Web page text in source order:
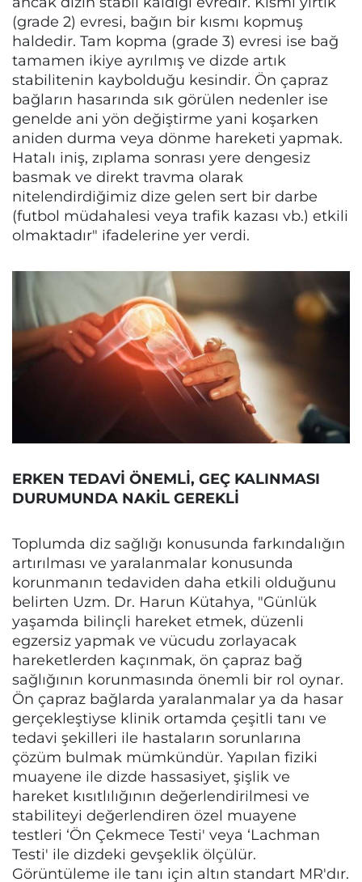
(grade 2) evresi, bağın bir kısmı kopmuş
haldedir. Tam kopma (grade 3) evresi ise bağ
tamamen ikiye ayrılmış ve dizde artık
stabilitenin kaybolduğu kesindir. Ön çapraz
bağların hasarında sık görülen nedenler ise
genelde ani yön değiştirme yani koşarken
aniden durma veya dönme hareketi yapmak.
Hatalı iniş, zıplama sonrası yere dengesiz
basmak ve direkt travma olarak
nitelendirdiğimiz dize gelen sert bir darbe
(futbol müdahalesi veya trafik kazası vb.) etkili
olmaktadır" ifadelerine yer verdi.
ERKEN TEDAVİ ÖNEMLİ, GEÇ KALINMASI
DURUMUNDA NAKİL GEREKLİ
Toplumda diz sağlığı konusunda farkındalığın
artırılması ve yaralanmalar konusunda
korunmanın tedaviden daha etkili olduğunu
belirten Uzm. Dr. Harun Kütahya, "Günlük
yaşamda bilinçli hareket etmek, düzenli
egzersiz yapmak ve vücudu zorlayacak
hareketlerden kaçınmak, ön çapraz bağ
sağlığının korunmasında önemli bir rol oynar.
Ön çapraz bağlarda yaralanmalar ya da hasar
gerçekleştiyse klinik ortamda çeşitli tanı ve
tedavi şekilleri ile hastaların sorunlarına
çözüm bulmak mümkündür. Yapılan fiziki
muayene ile dizde hassasiyet, şişlik ve
hareket kısıtlılığının değerlendirilmesi ve
stabiliteyi değerlendiren özel muayene
testleri ‘Ön Çekmece Testi' veya ‘Lachman
Testi' ile dizdeki gevşeklik ölçülür.
Görüntüleme ile tanı için altın standart MR'dır.